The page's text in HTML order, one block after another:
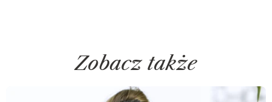
Zobacz także